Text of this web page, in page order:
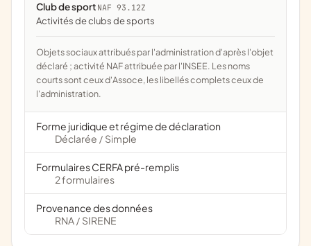
Club de sport NAF 93.12Z
Activités de clubs de sports
Objets sociaux attribués par l'administration d'après l'objet
déclaré ; activité NAF attribuée par l'INSEE. Les noms
courts sont ceux d'Assoce, les libellés complets ceux de
l'administration.
Forme juridique et régime de déclaration
Déclarée / Simple
Formulaires CERFA pré-remplis
2 formulaires
Provenance des données
RNA / SIRENE